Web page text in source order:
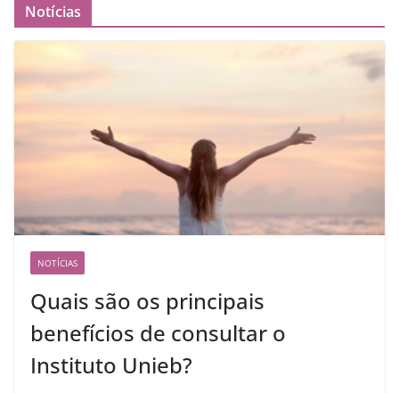
Notícias
NOTÍCIAS
Quais são os principais
benefícios de consultar o
Instituto Unieb?